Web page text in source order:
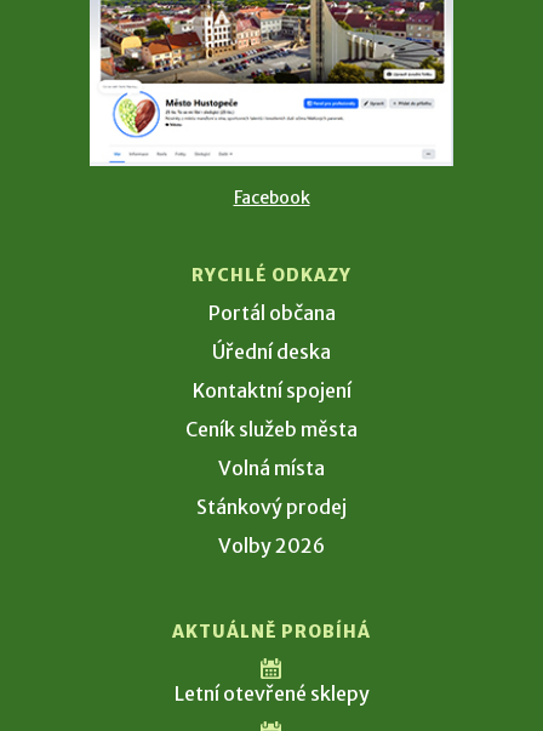
Facebook
RYCHLÉ ODKAZY
Portál občana
Úřední deska
Kontaktní spojení
Ceník služeb města
Volná místa
Stánkový prodej
Volby 2026
AKTUÁLNĚ PROBÍHÁ
Letní otevřené sklepy